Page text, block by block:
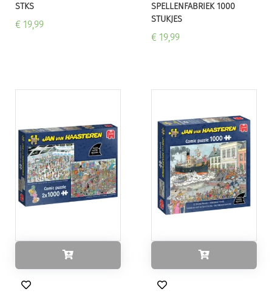
STKS
€ 19,99
SPELLENFABRIEK 1000
STUKJES
€ 19,99